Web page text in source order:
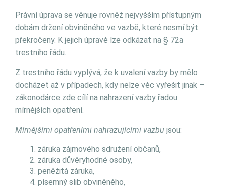
Právní úprava se věnuje rovněž nejvyšším přístupným
dobám držení obviněného ve vazbě, které nesmí být
překročeny. K jejich úpravě lze odkázat na § 72a
trestního řádu.
Z trestního řádu vyplývá, že k uvalení vazby by mělo
docházet až v případech, kdy nelze věc vyřešit jinak –
zákonodárce zde cílí na nahrazení vazby řadou
mírnějších opatření.
Mírnějšími opatřeními nahrazujícími vazbu jsou:
záruka zájmového sdružení občanů,
záruka důvěryhodné osoby,
peněžitá záruka,
písemný slib obviněného,